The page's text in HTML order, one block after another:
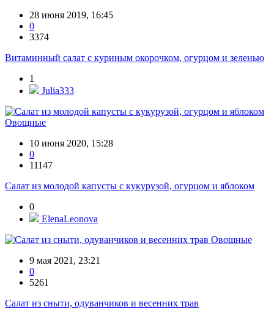
28 июня 2019, 16:45
0
3374
Витаминный салат с куриным окорочком, огурцом и зеленью
1
Julia333
Овощные
10 июня 2020, 15:28
0
11147
Салат из молодой капусты с кукурузой, огурцом и яблоком
0
ElenaLeonova
Овощные
9 мая 2021, 23:21
0
5261
Салат из сныти, одуванчиков и весенних трав